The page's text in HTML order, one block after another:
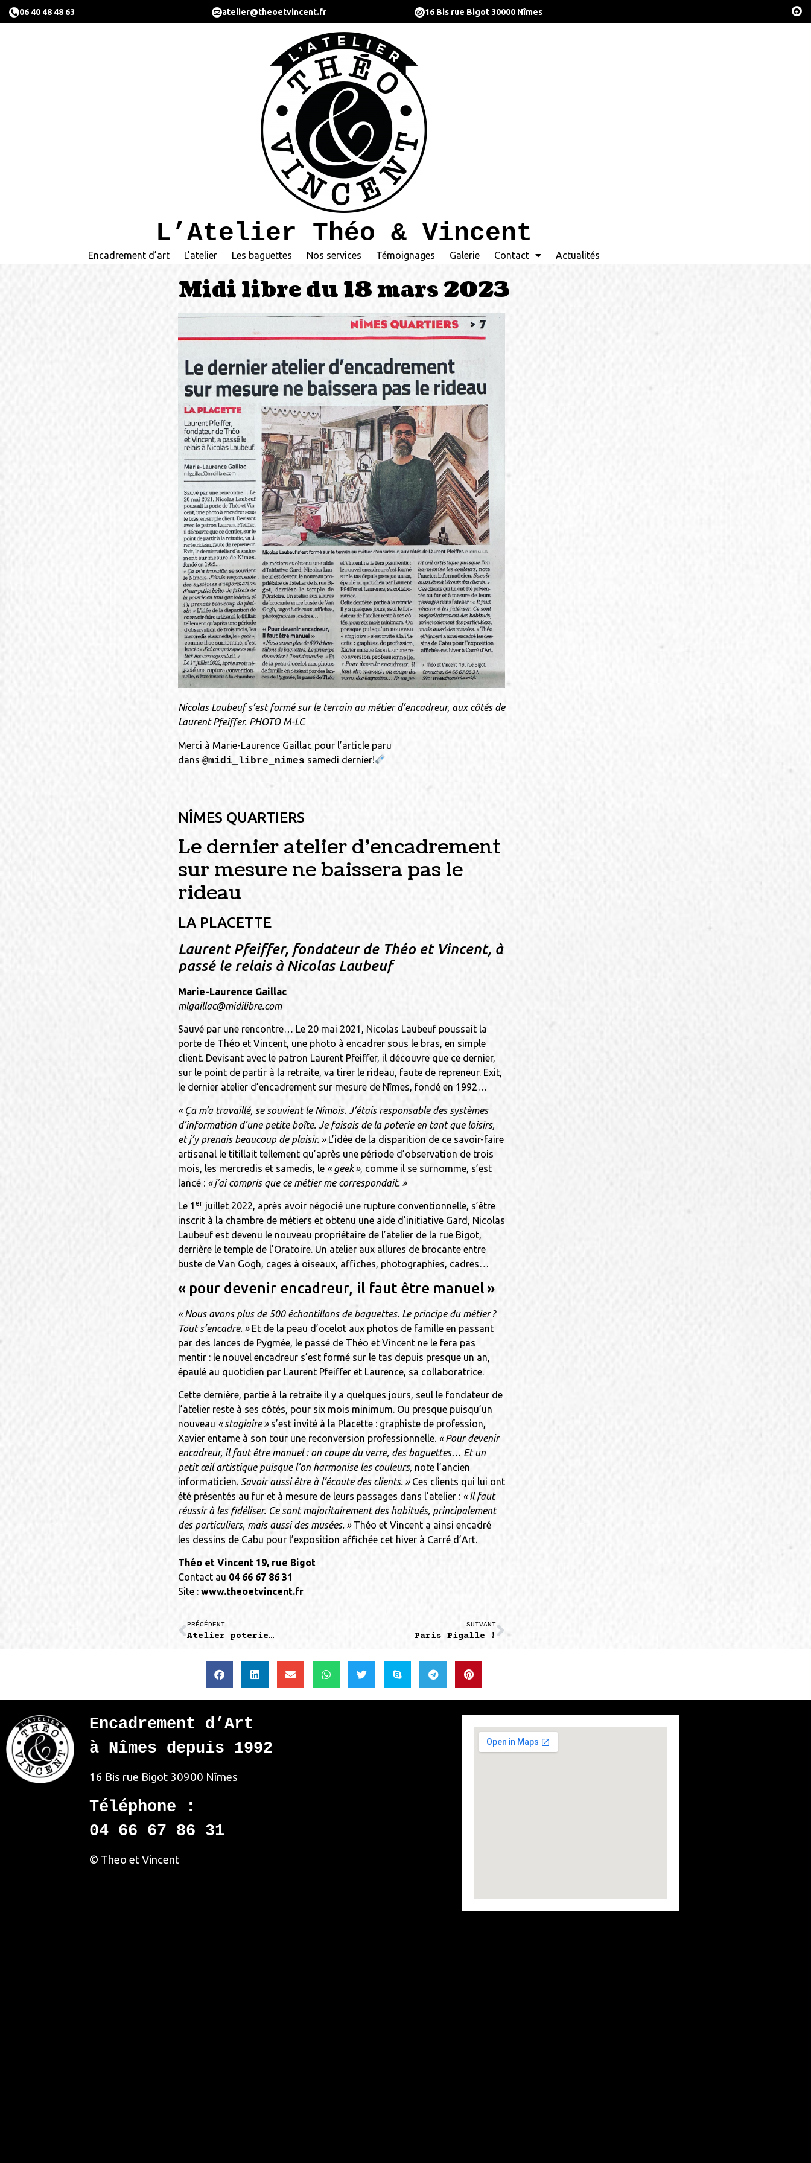
06 40 48 48 63 atelier@theoetvincent.fr 16 Bis rue Bigot 30000 Nîmes
L’Atelier Théo & Vincent
Encadrement d’art L’atelier Les baguettes Nos services Témoignages Galerie Contact Actualités
Midi libre du 18 mars 2023
Nicolas Laubeuf s’est formé sur le terrain au métier d’encadreur, aux côtés de
Laurent Pfeiffer. PHOTO M-LC
Merci à Marie-Laurence Gaillac pour l’article paru
dans @midi_libre_nimes samedi dernier!
NÎMES QUARTIERS
Le dernier atelier d’encadrement
sur mesure ne baissera pas le
rideau
LA PLACETTE
Laurent Pfeiffer, fondateur de Théo et Vincent, à
passé le relais à Nicolas Laubeuf
Marie-Laurence Gaillac
mlgaillac@midilibre.com
Sauvé par une rencontre… Le 20 mai 2021, Nicolas Laubeuf poussait la
porte de Théo et Vincent, une photo à encadrer sous le bras, en simple
client. Devisant avec le patron Laurent Pfeiffer, il découvre que ce dernier,
sur le point de partir à la retraite, va tirer le rideau, faute de repreneur. Exit,
le dernier atelier d’encadrement sur mesure de Nîmes, fondé en 1992…
« Ça m’a travaillé, se souvient le Nîmois. J’étais responsable des systèmes
d’information d’une petite boîte. Je faisais de la poterie en tant que loisirs,
et j’y prenais beaucoup de plaisir. »L’idée de la disparition de ce savoir-faire
artisanal le titillait tellement qu’après une période d’observation de trois
mois, les mercredis et samedis, le « geek », comme il se surnomme, s’est
lancé : « j’ai compris que ce mé­tier me correspondait. »
Le 1 er juillet 2022, après avoir négocié une rupture conventionnelle, s’être
inscrit à la chambre de métiers et obtenu une aide d’initiative Gard, Nicolas
Laubeuf est devenu le nouveau propriétaire de l’atelier de la rue Bigot,
derrière le temple de l’Oratoire. Un atelier aux allures de brocante entre
buste de Van Gogh, cages à oiseaux, affiches, photographies, cadres…
« pour devenir encadreur, il faut être manuel »
« Nous avons plus de 500 échantillons de baguettes. Le principe du métier ?
Tout s’encadre. »Et de la peau d’ocelot aux photos de famille en passant
par des lances de Pygmée, le passé de Théo et Vincent ne le fera pas
mentir : le nouvel encadreur s’est formé sur le tas depuis presque un an,
épaulé au quotidien par Laurent Pfeiffer et Laurence, sa collaboratrice.
Cette dernière, partie à la retraite il y a quelques jours, seul le fondateur de
l’atelier reste à ses côtés, pour six mois minimum. Ou presque puisqu’un
nouveau « stagiaire »s’est invité à la Placette : graphiste de profession,
Xavier entame à son tour une reconversion professionnelle. « Pour devenir
encadreur, il faut être manuel : on coupe du verre, des baguettes… Et un
petit œil artistique puisque l’on harmonise les couleurs, note l’ancien
informaticien. Savoir aussi être à l’écoute des clients. »Ces clients qui lui ont
été présen­tés au fur et à mesure de leurs passages dans l’atelier : « Il faut
réussir à les fidéliser. Ce sont majoritairement des habitués, principalement
des particuliers, mais aussi des musées. »Théo et Vincent a ainsi encadré
les dessins de Cabu pour l’exposition affichée cet hiver à Carré d’Art.
Théo et Vincent 19, rue Bigot
Contact au 04 66 67 86 31
Site : www.theoetvincent.fr
PRÉCÉDENT
Atelier poterie…
SUIVANT
Paris Pigalle !
Encadrement d’Art
à Nîmes depuis 1992
16 Bis rue Bigot 30900 Nîmes
Téléphone :
04 66 67 86 31
© Theo et Vincent